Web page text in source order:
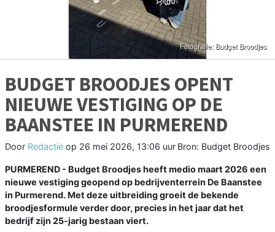
BUDGET BROODJES OPENT
NIEUWE VESTIGING OP DE
BAANSTEE IN PURMEREND
Door Redactie op 26 mei 2026, 13:06 uur Bron: Budget Broodjes
PURMEREND - Budget Broodjes heeft medio maart 2026 een
nieuwe vestiging geopend op bedrijventerrein De Baanstee
in Purmerend. Met deze uitbreiding groeit de bekende
broodjesformule verder door, precies in het jaar dat het
bedrijf zijn 25‑jarig bestaan viert.